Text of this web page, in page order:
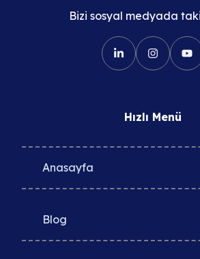
Bizi sosyal medyada
Hızlı Menü
Anasayfa
Blog